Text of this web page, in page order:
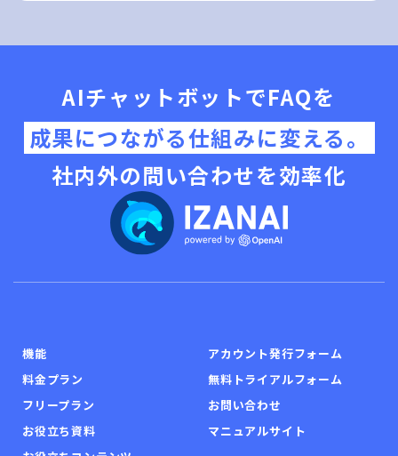
AIチャットボットでFAQを
成果につながる仕組みに変える。
社内外の問い合わせを効率化
機能
料金プラン
フリープラン
お役立ち資料
アカウント発行フォーム
無料トライアルフォーム
お問い合わせ
マニュアルサイト